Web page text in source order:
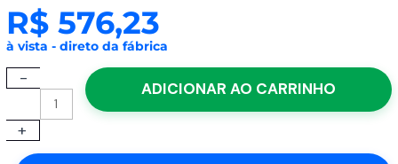
R$576,23
à vista - direto da fábrica
-
ELG-
Driver
+
ADICIONAR AO CARRINHO